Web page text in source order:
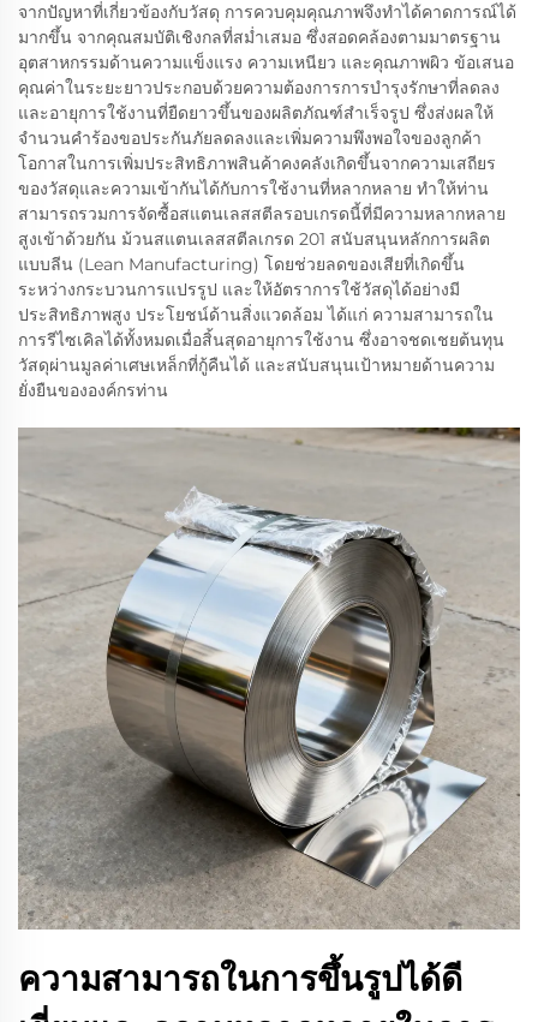
จากปัญหาที่เกี่ยวข้องกับวัสดุ การควบคุมคุณภาพจึงทำได้คาดการณ์ได้
มากขึ้น จากคุณสมบัติเชิงกลที่สม่ำเสมอ ซึ่งสอดคล้องตามมาตรฐาน
อุตสาหกรรมด้านความแข็งแรง ความเหนียว และคุณภาพผิว ข้อเสนอ
คุณค่าในระยะยาวประกอบด้วยความต้องการการบำรุงรักษาที่ลดลง
และอายุการใช้งานที่ยืดยาวขึ้นของผลิตภัณฑ์สำเร็จรูป ซึ่งส่งผลให้
จำนวนคำร้องขอประกันภัยลดลงและเพิ่มความพึงพอใจของลูกค้า
โอกาสในการเพิ่มประสิทธิภาพสินค้าคงคลังเกิดขึ้นจากความเสถียร
ของวัสดุและความเข้ากันได้กับการใช้งานที่หลากหลาย ทำให้ท่าน
สามารถรวมการจัดซื้อสแตนเลสสตีลรอบเกรดนี้ที่มีความหลากหลาย
สูงเข้าด้วยกัน ม้วนสแตนเลสสตีลเกรด 201 สนับสนุนหลักการผลิต
แบบลีน (Lean Manufacturing) โดยช่วยลดของเสียที่เกิดขึ้น
ระหว่างกระบวนการแปรรูป และให้อัตราการใช้วัสดุได้อย่างมี
ประสิทธิภาพสูง ประโยชน์ด้านสิ่งแวดล้อม ได้แก่ ความสามารถใน
การรีไซเคิลได้ทั้งหมดเมื่อสิ้นสุดอายุการใช้งาน ซึ่งอาจชดเชยต้นทุน
วัสดุผ่านมูลค่าเศษเหล็กที่กู้คืนได้ และสนับสนุนเป้าหมายด้านความ
ยั่งยืนขององค์กรท่าน
ความสามารถในการขึ้นรูปได้ดี